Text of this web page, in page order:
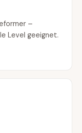
–
Level geeignet.